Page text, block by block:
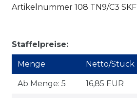
Artikelnummer 108 TN9/C3 SKF
Staffelpreise:
Menge Netto/Stück
Ab Menge: 5 16,85 EUR